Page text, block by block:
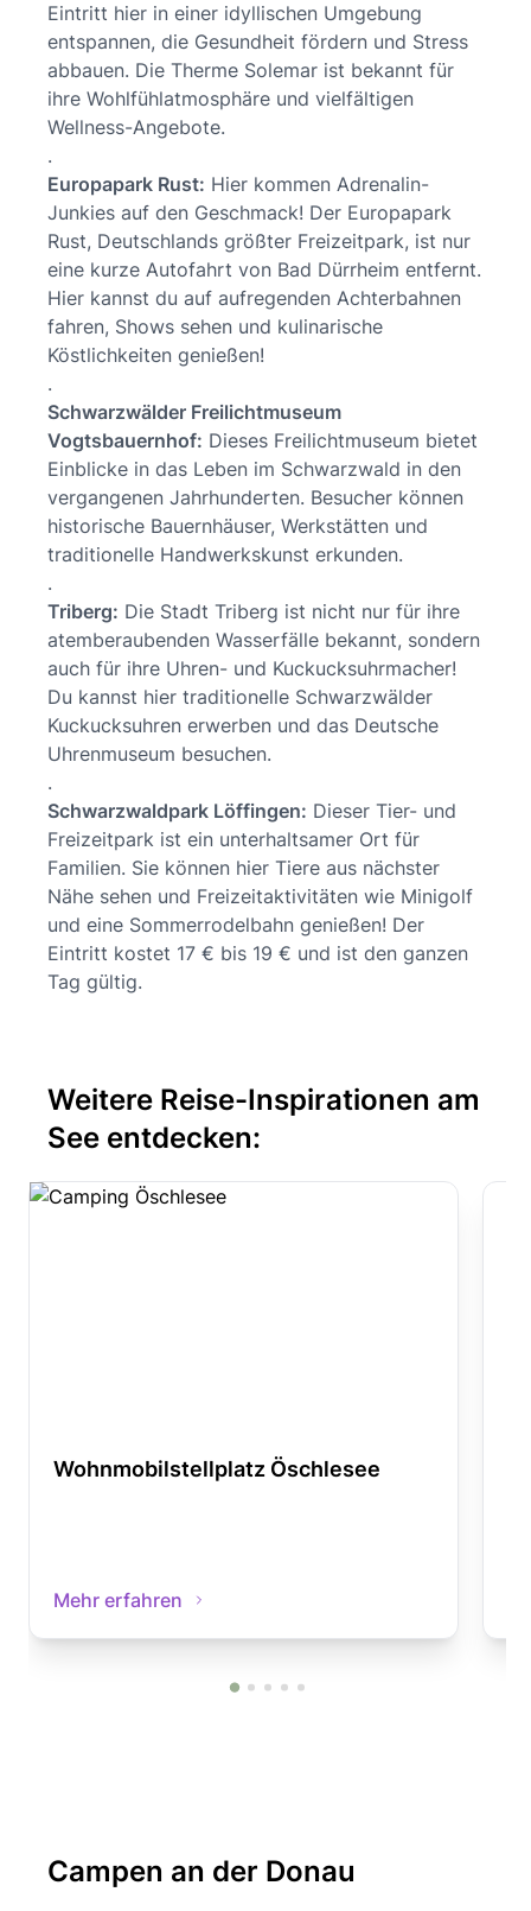
Eintritt hier in einer idyllischen Umgebung
entspannen, die Gesundheit fördern und Stress
abbauen. Die Therme Solemar ist bekannt für
ihre Wohlfühlatmosphäre und vielfältigen
Wellness-Angebote.
.
Europapark Rust: Hier kommen Adrenalin-
Junkies auf den Geschmack! Der Europapark
Rust, Deutschlands größter Freizeitpark, ist nur
eine kurze Autofahrt von Bad Dürrheim entfernt.
Hier kannst du auf aufregenden Achterbahnen
fahren, Shows sehen und kulinarische
Köstlichkeiten genießen!
.
Schwarzwälder Freilichtmuseum
Vogtsbauernhof: Dieses Freilichtmuseum bietet
Einblicke in das Leben im Schwarzwald in den
vergangenen Jahrhunderten. Besucher können
historische Bauernhäuser, Werkstätten und
traditionelle Handwerkskunst erkunden.
.
Triberg: Die Stadt Triberg ist nicht nur für ihre
atemberaubenden Wasserfälle bekannt, sondern
auch für ihre Uhren- und Kuckucksuhrmacher!
Du kannst hier traditionelle Schwarzwälder
Kuckucksuhren erwerben und das Deutsche
Uhrenmuseum besuchen.
.
Schwarzwaldpark Löffingen: Dieser Tier- und
Freizeitpark ist ein unterhaltsamer Ort für
Familien. Sie können hier Tiere aus nächster
Nähe sehen und Freizeitaktivitäten wie Minigolf
und eine Sommerrodelbahn genießen! Der
Eintritt kostet 17 € bis 19 € und ist den ganzen
Tag gültig.
Weitere Reise-Inspirationen am
See entdecken:
Wohnmobilstellplatz Öschlesee
Mehr erfahren
Campen an der Donau